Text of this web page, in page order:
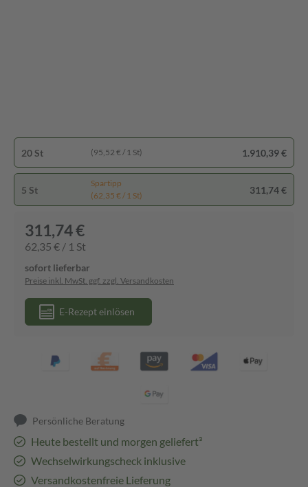
20 St (95,52 € / 1 St) 1.910,39 €
5 St
Spartipp
(62,35 € / 1 St)
311,74 €
311,74 €
62,35 € / 1 St
sofort lieferbar
Preise inkl. MwSt. ggf. zzgl. Versandkosten
E-Rezept einlösen
Persönliche Beratung
Heute bestellt und morgen geliefert³
Wechselwirkungscheck inklusive
Versandkostenfreie Lieferung